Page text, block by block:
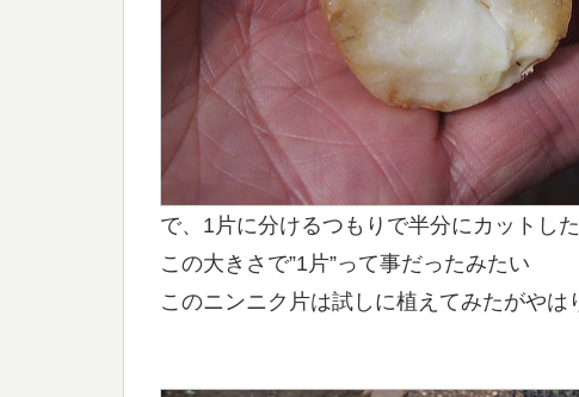
で、1片に分けるつもりで半分にカットし
この大きさで”1片”って事だったみたい
このニンニク片は試しに植えてみたがやは